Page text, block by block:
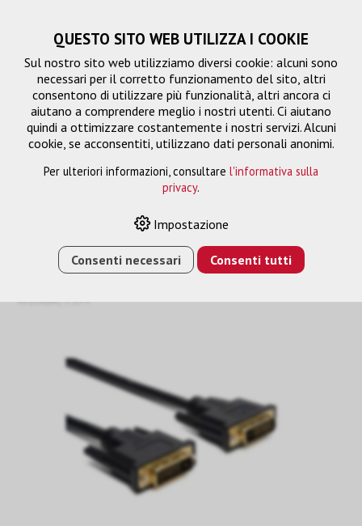
› E-SHOP › GESTIONE DEL SEGNALE
CAVO DI
WUXGA, 7.5M
QUESTO SITO WEB UTILIZZA I COOKIE
Sul nostro sito web utilizziamo diversi cookie: alcuni sono
necessari per il corretto funzionamento del sito, altri
consentono di utilizzare più funzionalità, altri ancora ci
aiutano a comprendere meglio i nostri utenti. Ci aiutano
quindi a ottimizzare costantemente i nostri servizi. Alcuni
cookie, se acconsentiti, utilizzano dati personali anonimi.
Per ulteriori informazioni, consultare l'informativa sulla
privacy.
Impostazione
Consenti necessari Consenti tutti